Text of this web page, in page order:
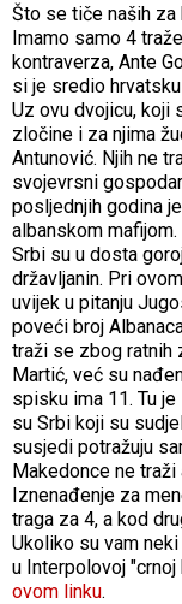
Što se tiče naših za
Imamo samo 4
kontraverza, Ante
si je sredio
Uz ovu dvojicu, koji
zločine i za njima
Antunović. Njih ne
svojevrsni
posljednjih godina
albanskom mafijom.
Srbi su u dosta
državljanin. Pri
uvijek u pitanju
poveći broj
traži se zbog ratnih
Martić, već su
spisku ima 11. Tu
su Srbi koji su
susjedi potražuju
Makedonce ne traži
Iznenađenje za
traga za 4, a kod
Ukoliko su vam
u Interpolovoj
ovom linku.